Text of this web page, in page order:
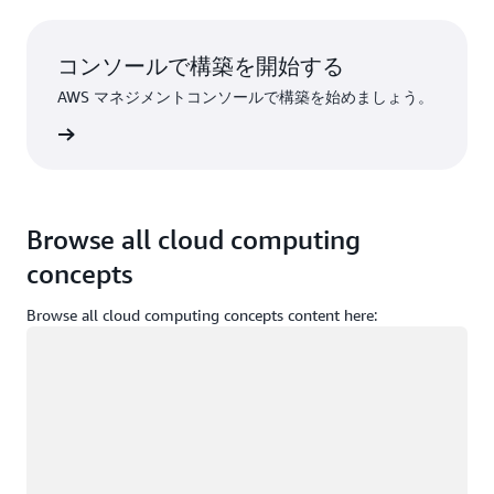
コンソールで構築を開始する
AWS マネジメントコンソールで構築を始めましょう。
Browse all cloud computing
concepts
Browse all cloud computing concepts content here: